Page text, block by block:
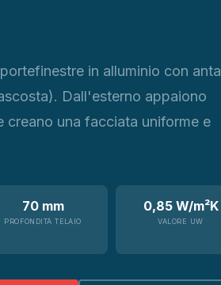
in alluminio con anta
Dall'esterno appaiono
creano una facciata uniforme e
70 mm
PROFONDITÀ TELAIO
0,85 W/m²K
VALORE UW